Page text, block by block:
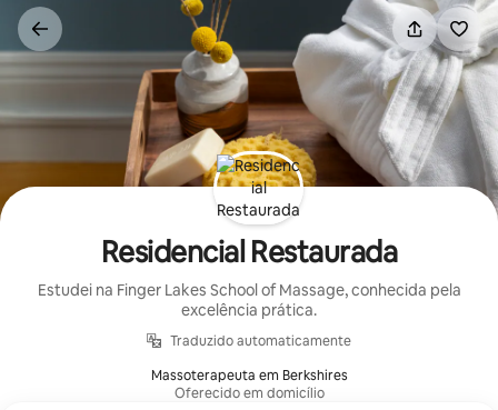
Pular
para
o
conteúdo
Residencial Restaurada
Estudei na Finger Lakes School of Massage, conhecida pela
excelência prática.
Traduzido automaticamente
Massoterapeuta em Berkshires
Oferecido em domicílio